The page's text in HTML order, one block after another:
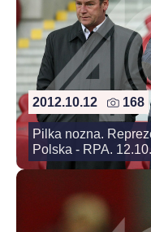
2012.10.12 168
Pilka nozna.
Polska - RPA.